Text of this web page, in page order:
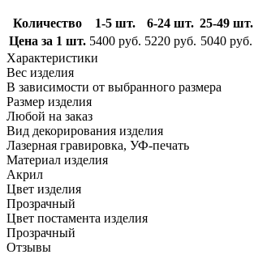
Количество 1-5 шт. 6-24 шт. 25-49 шт.
Цена за 1 шт. 5400 руб. 5220 руб. 5040 руб.
Характеристики
Вес изделия
В зависимости от выбранного размера
Размер изделия
Любой на заказ
Вид декорирования изделия
Лазерная гравировка, УФ-печать
Материал изделия
Акрил
Цвет изделия
Прозрачный
Цвет постамента изделия
Прозрачный
Отзывы